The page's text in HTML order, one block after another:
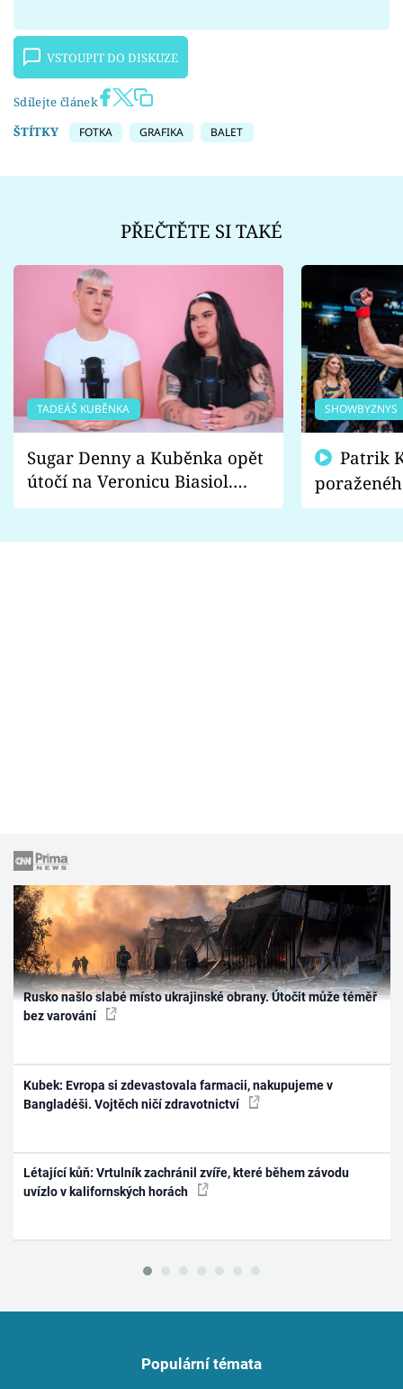
VSTOUPIT DO DISKUZE
Sdílejte článek
ŠTÍTKY
FOTKA GRAFIKA BALET
PŘEČTĚTE SI TAKÉ
TADEÁŠ KUBĚNKA
Sugar Denny a Kuběnka opět
útočí na Veronicu Biasiol.
Proč je podle nich falešná a
SHOWBYZNYS
fanoušci
Rusko našlo slabé místo ukrajinské obrany. Útočit může téměř
bez varování
Kubek: Evropa si zdevastovala farmacii, nakupujeme v
Bangladéši. Vojtěch ničí zdravotnictví
Létající kůň: Vrtulník zachránil zvíře, které během závodu
uvízlo v kalifornských horách
Populární témata